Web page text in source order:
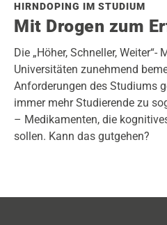
HIRNDOPING IM STUDIUM
Mit Drogen zum
Die „Höher, Schneller,
Universitäten zunehmend
Anforderungen des Studiums
immer mehr Studierende zu
– Medikamenten, die
sollen. Kann das gutgehen?